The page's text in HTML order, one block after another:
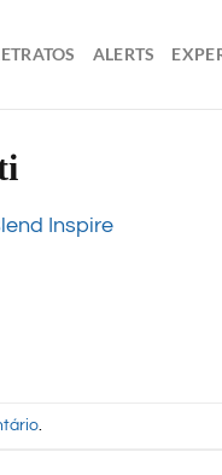
ALERTS
Inspire